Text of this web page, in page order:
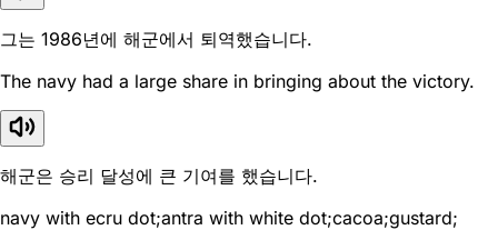
그는 1986년에 해군에서 퇴역했습니다.
The navy had a large share in bringing about the victory.
해군은 승리 달성에 큰 기여를 했습니다.
navy with ecru dot;antra with white dot;cacoa;gustard;